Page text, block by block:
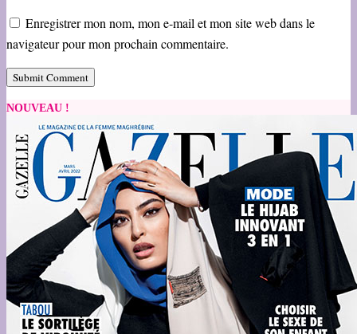
Enregistrer mon nom, mon e-mail et mon site web dans le
navigateur pour mon prochain commentaire.
NOUVEAU !